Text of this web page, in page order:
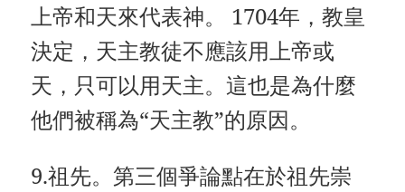
上帝和天來代表神。 1704年，教皇
決定，天主教徒不應該用上帝或
天，只可以用天​​主。這也是為什麼
他們被稱為“天主教”的原因。
9.祖先。第三個爭論點在於祖先崇